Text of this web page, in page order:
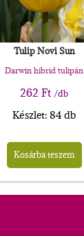
Tulip Novi Sun
Darwin hibrid tulipán
262Ft /db
Készlet: 84 db
Kosárba teszem